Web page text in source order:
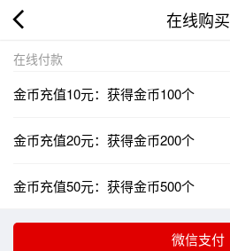
在线购买
在线付款
金币充值10元：获得金币100个
金币充值20元：获得金币200个
金币充值50元：获得金币500个